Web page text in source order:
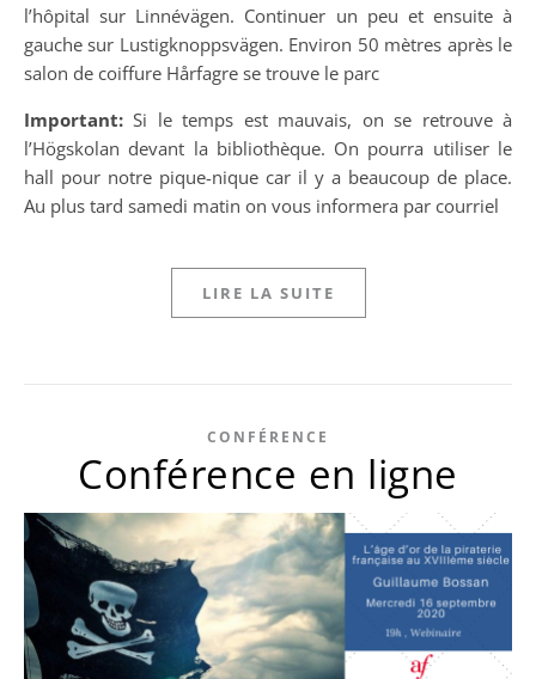
l’hôpital sur Linnévägen. Continuer un peu et ensuite à
gauche sur Lustigknoppsvägen. Environ 50 mètres après le
salon de coiffure Hårfagre se trouve le parc
Important:Si le temps est mauvais, on se retrouve à
l’Högskolan devant la bibliothèque. On pourra utiliser le
hall pour notre pique-nique car il y a beaucoup de place.
Au plus tard samedi matin on vous informera par courriel
LIRE LA SUITE
CONFÉRENCE
Conférence en ligne